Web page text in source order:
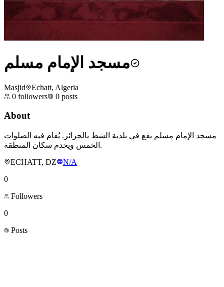
مسجد الإمام مسلم
Masjid
Echatt, Algeria
0 followers 0 posts
About
مسجد الإمام مسلم يقع في بلدية الشط بالجزائر. يُقام فيه الصلوات
الخمس ويخدم سكان المنطقة.
ECHATT, DZ
N/A
0
Followers
0
Posts